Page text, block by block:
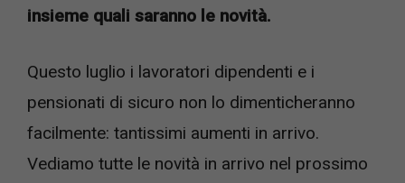
insieme quali saranno le novità.
Questo luglio i lavoratori dipendenti e i
pensionati di sicuro non lo dimenticheranno
facilmente: tantissimi aumenti in arrivo.
Vediamo tutte le novità in arrivo nel prossimo